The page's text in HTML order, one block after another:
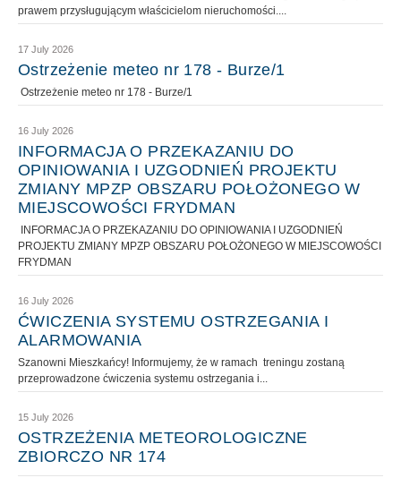
prawem przysługującym właścicielom nieruchomości....
17 July 2026
Ostrzeżenie meteo nr 178 - Burze/1
Ostrzeżenie meteo nr 178 - Burze/1
16 July 2026
INFORMACJA O PRZEKAZANIU DO
OPINIOWANIA I UZGODNIEŃ PROJEKTU
ZMIANY MPZP OBSZARU POŁOŻONEGO W
MIEJSCOWOŚCI FRYDMAN
INFORMACJA O PRZEKAZANIU DO OPINIOWANIA I UZGODNIEŃ
PROJEKTU ZMIANY MPZP OBSZARU POŁOŻONEGO W MIEJSCOWOŚCI
FRYDMAN
16 July 2026
ĆWICZENIA SYSTEMU OSTRZEGANIA I
ALARMOWANIA
Szanowni Mieszkańcy! Informujemy, że w ramach treningu zostaną
przeprowadzone ćwiczenia systemu ostrzegania i...
15 July 2026
OSTRZEŻENIA METEOROLOGICZNE
ZBIORCZO NR 174